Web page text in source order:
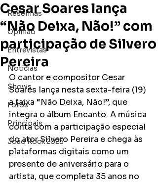
Resenhas
Opinião
Entrevistas
Notícias
Shows
Fotos
Principais
João Rock 2025
Cesar Soares lança
“Não Deixa, Não!” com
participação de Silvero
Pereira
O cantor e compositor Cesar
Soares lança nesta sexta-feira (19)
a faixa “Não Deixa, Não!”, que
integra o álbum Encanto. A música
conta com a participação especial
do ator Silvero Pereira e chega às
plataformas digitais como um
presente de aniversário para o
artista, que completa 35 anos no